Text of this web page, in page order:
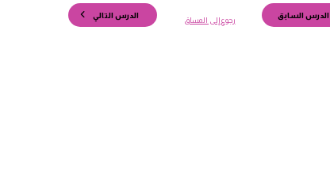
الدرس السابق
رجوع إلى المساق
الدرس التالي